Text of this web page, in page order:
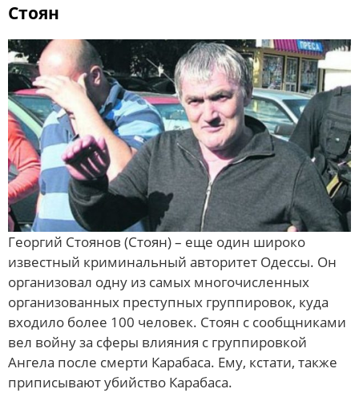
Стоян
Георгий Стоянов (Стоян) – еще один широко
известный криминальный авторитет Одессы. Он
организовал одну из самых многочисленных
организованных преступных группировок, куда
входило более 100 человек. Стоян с сообщниками
вел войну за сферы влияния с группировкой
Ангела после смерти Карабаса. Ему, кстати, также
приписывают убийство Карабаса.